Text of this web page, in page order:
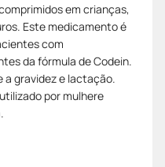
em crianças,
Este medicamento é
com
da fórmula de Codein.
gravidez e lactação.
por mulhere